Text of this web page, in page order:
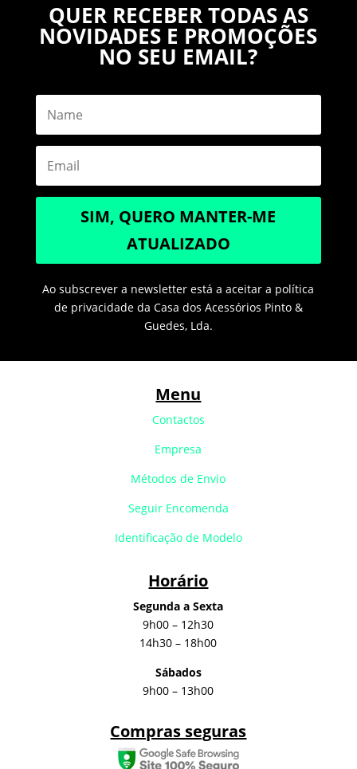
QUER RECEBER TODAS AS
NOVIDADES E PROMOÇÕES
NO SEU EMAIL?
SIM, QUERO MANTER-ME
ATUALIZADO
Ao subscrever a newsletter está a aceitar a política
de privacidade da Casa dos Acessórios Pinto &
Guedes, Lda.
Menu
Contactos
Empresa
Métodos de Envio
Seguir Encomenda
Identificação de Modelo
Horário
Segunda a Sexta
9h00 – 12h30
14h30 – 18h00
Sábados
9h00 – 13h00
Compras seguras